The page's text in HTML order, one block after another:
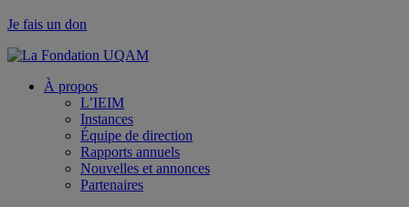
Je fais un don
À propos
L’IEIM
Instances
Équipe de direction
Rapports annuels
Nouvelles et annonces
Partenaires